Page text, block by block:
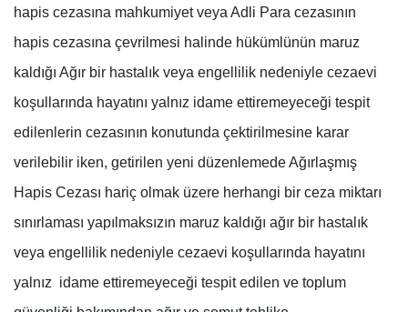
hapis cezasına mahkumiyet veya Adli Para cezasının
hapis cezasına çevrilmesi halinde hükümlünün maruz
kaldığı Ağır bir hastalık veya engellilik nedeniyle cezaevi
koşullarında hayatını yalnız idame ettiremeyeceği tespit
edilenlerin cezasının konutunda çektirilmesine karar
verilebilir iken, getirilen yeni düzenlemede Ağırlaşmış
Hapis Cezası hariç olmak üzere herhangi bir ceza miktarı
sınırlaması yapılmaksızın maruz kaldığı ağır bir hastalık
veya engellilik nedeniyle cezaevi koşullarında hayatını
yalnız idame ettiremeyeceği tespit edilen ve toplum